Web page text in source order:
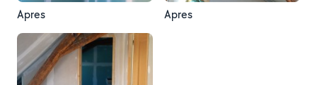
Apres Apres